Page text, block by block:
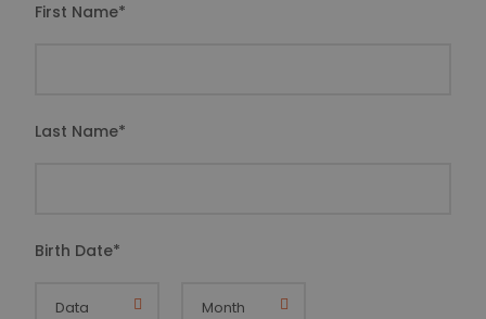
First Name*
Last Name*
Birth Date*